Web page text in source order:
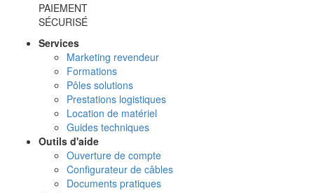
PAIEMENT
SÉCURISÉ
Services
Marketing revendeur
Formations
Pôles solutions
Prestations logistiques
Location de matériel
Guides techniques
Outils d'aide
Ouverture de compte
Configurateur de câbles
Documents pratiques